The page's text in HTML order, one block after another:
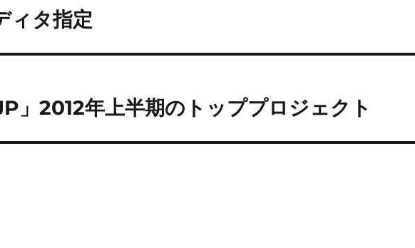
タ指定
」2012年上半期のトッププロジェクト